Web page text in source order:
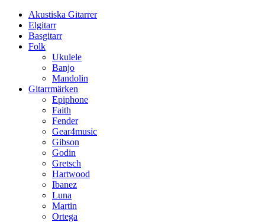
Akustiska Gitarrer
Elgitarr
Basgitarr
Folk
Ukulele
Banjo
Mandolin
Gitarrmärken
Epiphone
Faith
Fender
Gear4music
Gibson
Godin
Gretsch
Hartwood
Ibanez
Luna
Martin
Ortega